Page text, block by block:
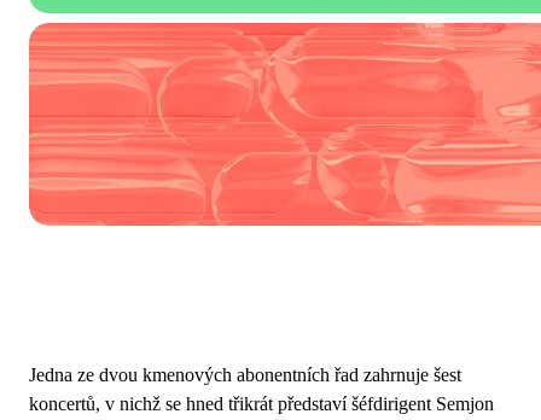
Jedna ze dvou kmenových abonentních řad zahrnuje šest
koncertů, v nichž se hned třikrát představí šéfdirigent Semjon